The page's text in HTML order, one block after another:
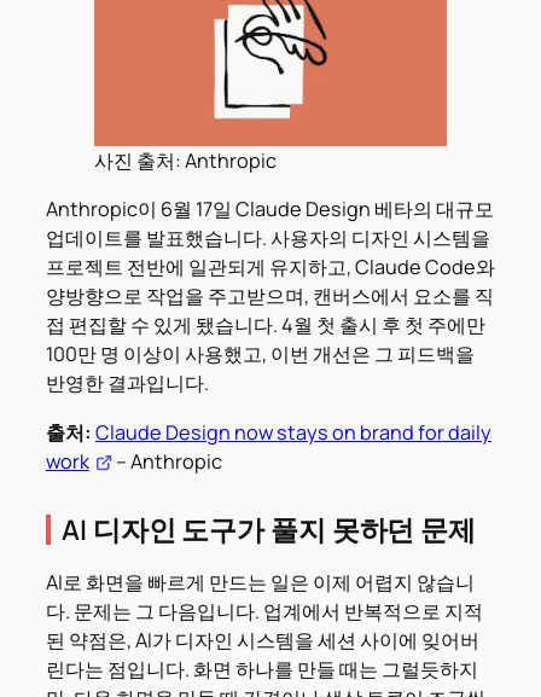
사진 출처: Anthropic
Anthropic이 6월 17일 Claude Design 베타의 대규모
업데이트를 발표했습니다. 사용자의 디자인 시스템을
프로젝트 전반에 일관되게 유지하고, Claude Code와
양방향으로 작업을 주고받으며, 캔버스에서 요소를 직
접 편집할 수 있게 됐습니다. 4월 첫 출시 후 첫 주에만
100만 명 이상이 사용했고, 이번 개선은 그 피드백을
반영한 결과입니다.
출처: Claude Design now stays on brand for daily
work
– Anthropic
AI 디자인 도구가 풀지 못하던 문제
AI로 화면을 빠르게 만드는 일은 이제 어렵지 않습니
다. 문제는 그 다음입니다. 업계에서 반복적으로 지적
된 약점은, AI가 디자인 시스템을 세션 사이에 잊어버
린다는 점입니다. 화면 하나를 만들 때는 그럴듯하지